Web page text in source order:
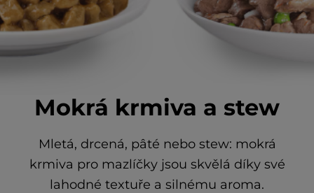
Mokrá krmiva a stew
Mletá, drcená, pâté nebo stew: mokrá
krmiva pro mazlíčky jsou skvělá díky své
lahodné textuře a silnému aroma.